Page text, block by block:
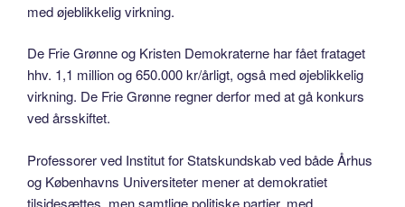
med øjeblikkelig virkning.
De Frie Grønne og Kristen Demokraterne har fået frataget
hhv. 1,1 million og 650.000 kr/årligt, også med øjeblikkelig
virkning. De Frie Grønne regner derfor med at gå konkurs
ved årsskiftet.
Professorer ved Institut for Statskundskab ved både Århus
og Københavns Universiteter mener at demokratiet
tilsidesættes, men samtlige politiske partier, med